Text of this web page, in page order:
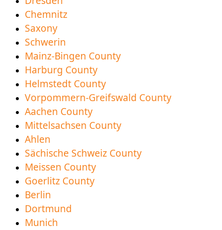
Nový region Vorpommern-Greifswald kraj
dostupný ke stažení
Chemnitz
Saxony
Schwerin
Mainz-Bingen County
Harburg County
Helmstedt County
Vorpommern-Greifswald County
Aachen County
Mittelsachsen County
Ahlen
Sächische Schweiz County
Meissen County
Goerlitz County
Berlin
Dortmund
Munich